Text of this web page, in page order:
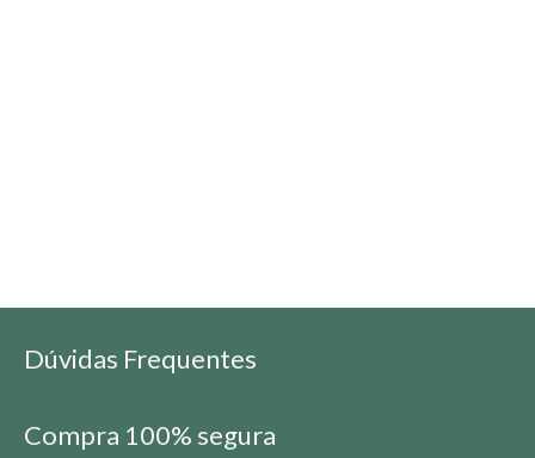
Dúvidas Frequentes
Compra 100% segura